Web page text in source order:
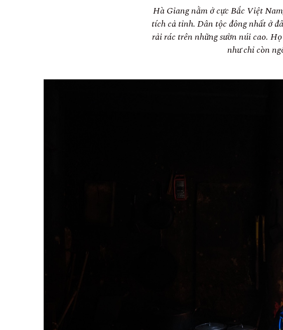
Hà Giang nằm ở cực Bắc Việt
tích cả tỉnh. Dân tộc đông nhất ở
rải rác trên những sườn núi cao.
như chỉ còn